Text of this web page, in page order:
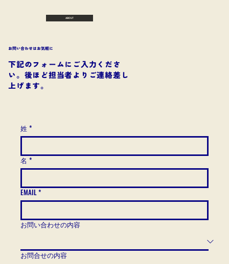
ABOUT
お問い合わせはお気軽に
​下記のフォームにご入力くださ
い。後ほど担当者よりご連絡差し
上げます。​
姓 *
名 *
EMAIL *
お問い合わせの内容
お問合せの内容